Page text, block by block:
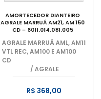
AMORTECEDOR DIANTEIRO
AGRALE MARRUÁ AM21, AM 150
CD – 6011.014.081.005
AGRALE MARRUÁ AML, AM11
VTL REC, AM100 E AM100
CD
/ AGRALE
R$ 368,00